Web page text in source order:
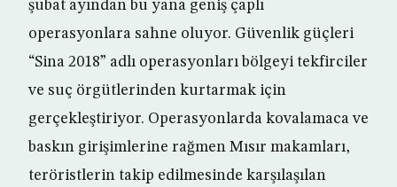
şubat ayından bu yana geniş çaplı
operasyonlara sahne oluyor. Güvenlik güçleri
“Sina 2018” adlı operasyonları bölgeyi tekfirciler
ve suç örgütlerinden kurtarmak için
gerçekleştiriyor. Operasyonlarda kovalamaca ve
baskın girişimlerine rağmen Mısır makamları,
teröristlerin takip edilmesinde karşılaşılan